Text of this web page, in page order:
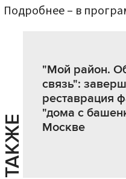
Подробнее – в
Й
Е
"Мой район.
связь":
реставрация
"дома с
Москве